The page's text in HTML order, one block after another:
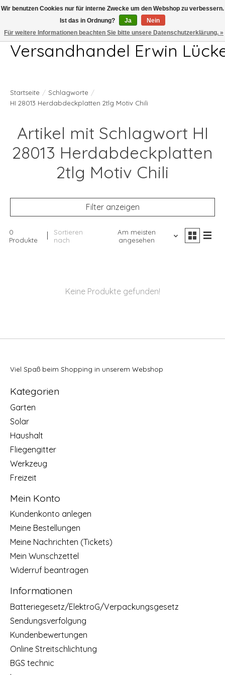
Telefon 04407 715872 MO-DO 7.00-17.00Uhr FR 7.00-13.00Uhr
Versandhandel Erwin
Startseite / Schlagworte /
HI 28013 Herdabdeckplatten 2tlg Motiv Chili
Artikel mit Schlagwort HI
28013 Herdabdeckplatten
2tlg Motiv Chili
Filter anzeigen
0
Produkte
Sortieren
nach
Am meisten
angesehen
Keine Produkte gefunden!
Viel Spaß beim Shopping in unserem Webshop
Kategorien
Garten
Solar
Haushalt
Fliegengitter
Werkzeug
Freizeit
Mein Konto
Kundenkonto anlegen
Meine Bestellungen
Meine Nachrichten (Tickets)
Mein Wunschzettel
Widerruf beantragen
Informationen
Batteriegesetz/ElektroG/Verpackungsgesetz
Sendungsverfolgung
Kundenbewertungen
Online Streitschlichtung
BGS technic
Wir benutzen Cookies nur für interne Zwecke um den Webshop zu verbessern.
Ist das in Ordnung?
Ja
Nein
Für weitere Informationen beachten Sie bitte unsere Datenschutzerklärung. »